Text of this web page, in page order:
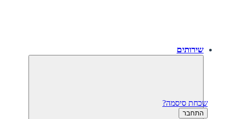
שכחת סיסמה?
התחבר
שירותים